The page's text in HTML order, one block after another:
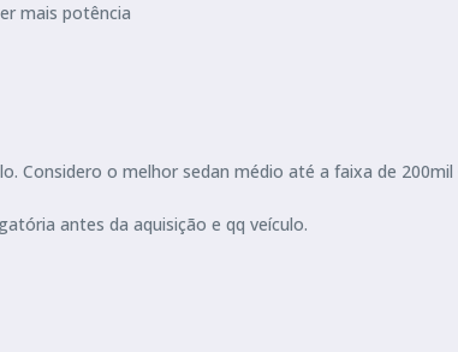
mais potência
Considero o melhor sedan médio até a faixa de
antes da aquisição e qq veículo.